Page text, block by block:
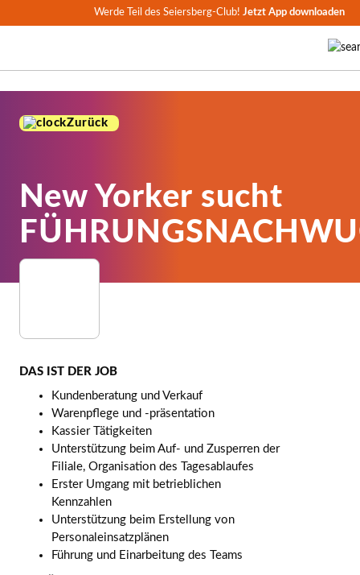
Werde Teil des Seiersberg-Club! Jetzt App downloaden
Zurück
New Yorker sucht
DAS IST DER JOB
Kundenberatung und Verkauf
Warenpflege und -präsentation
Kassier Tätigkeiten
Unterstützung beim Auf- und Zusperren der
Filiale, Organisation des Tagesablaufes
Erster Umgang mit betrieblichen
Kennzahlen
Unterstützung beim Erstellung von
Personaleinsatzplänen
Führung und Einarbeitung des Teams